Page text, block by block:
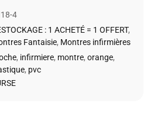
4
: 1 ACHETÉ = 1 OFFERT,
Fantaisie, Montres infirmières
, infirmiere, montre, orange,
, pvc